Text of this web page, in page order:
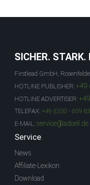
SICHER. STARK.
Firstlead GmbH,
HOTLINE PUBLISHER: +49
HOTLINE ADVERTISER:
TELEFAX: +49 (0)30 - 609
E-MAIL: service@adcell.de
Service
News
Affiliate-Lexikon
Download